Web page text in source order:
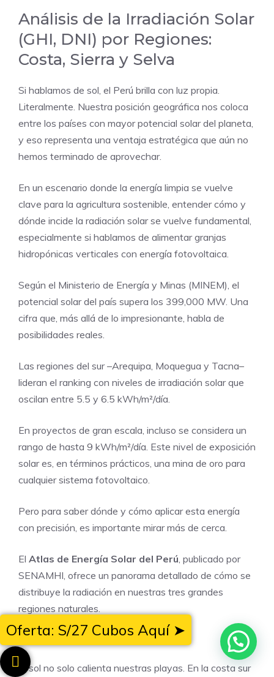
Análisis de la Irradiación Solar
(GHI, DNI) por Regiones:
Costa, Sierra y Selva
Si hablamos de sol, el Perú brilla con luz propia.
Literalmente. Nuestra posición geográfica nos coloca
entre los países con mayor potencial solar del planeta,
y eso representa una ventaja estratégica que aún no
hemos terminado de aprovechar.
En un escenario donde la energía limpia se vuelve
clave para la agricultura sostenible, entender cómo y
dónde incide la radiación solar se vuelve fundamental,
especialmente si hablamos de alimentar granjas
hidropónicas verticales con energía fotovoltaica.
Según el Ministerio de Energía y Minas (MINEM), el
potencial solar del país supera los 399,000 MW. Una
cifra que, más allá de lo impresionante, habla de
posibilidades reales.
Las regiones del sur –Arequipa, Moquegua y Tacna–
lideran el ranking con niveles de irradiación solar que
oscilan entre 5.5 y 6.5 kWh/m²/día.
En proyectos de gran escala, incluso se considera un
rango de hasta 9 kWh/m²/día. Este nivel de exposición
solar es, en términos prácticos, una mina de oro para
cualquier sistema fotovoltaico.
Pero para saber dónde y cómo aplicar esta energía
con precisión, es importante mirar más de cerca.
El Atlas de Energía Solar del Perú , publicado por
SENAMHI, ofrece un panorama detallado de cómo se
distribuye la radiación en nuestras tres grandes
regiones naturales.
• Costa:
El sol no solo calienta nuestras playas. En la costa sur
Oferta: S/27 Cubos Aquí ➤